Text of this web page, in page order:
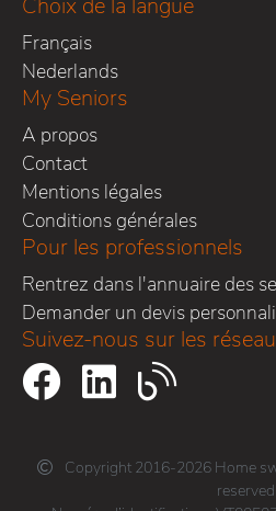
Choix de la langue
Français
Nederlands
My Seniors
A propos
Contact
Mentions légales
Conditions générales
Pour les professionnels
Rentrez dans l'annuaire des
Demander un devis
Suivez-nous sur les
Copyright 2016-2026 Home
reserved